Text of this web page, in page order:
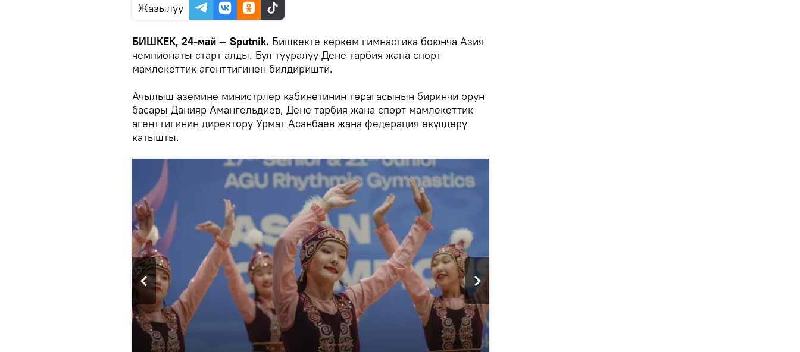
Жазылуу
БИШКЕК, 24-май — Sputnik. Бишкекте көркөм гимнастика боюнча Азия
чемпионаты старт алды. Бул тууралуу Дене тарбия жана спорт
мамлекеттик агенттигинен билдиришти.
Ачылыш аземине министрлер кабинетинин төрагасынын биринчи орун
басары Данияр Амангельдиев, Дене тарбия жана спорт мамлекеттик
агенттигинин директору Урмат Асанбаев жана федерация өкүлдөрү
катышты.